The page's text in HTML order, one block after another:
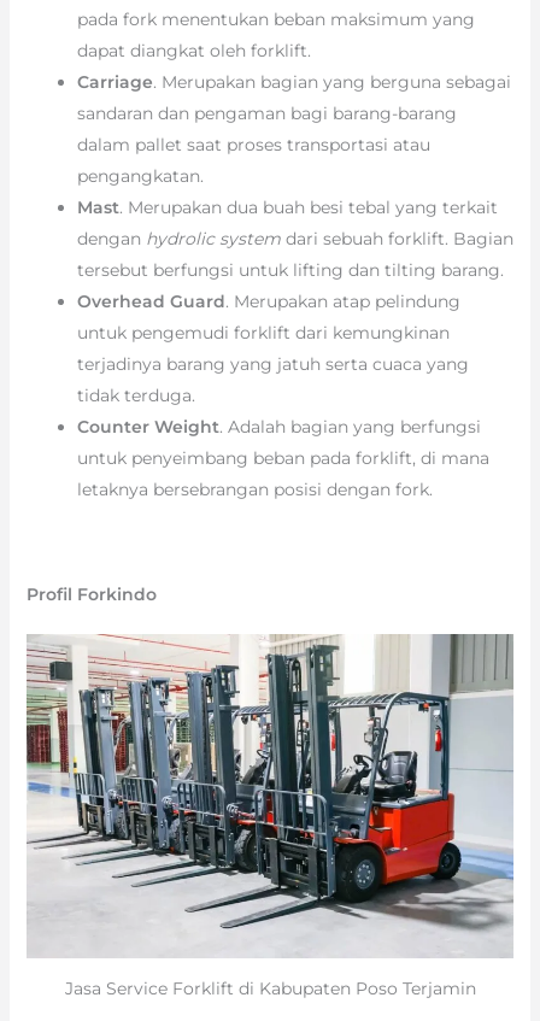
pada fork menentukan beban maksimum yang
dapat diangkat oleh forklift.
Carriage. Merupakan bagian yang berguna sebagai
sandaran dan pengaman bagi barang-barang
dalam pallet saat proses transportasi atau
pengangkatan.
Mast. Merupakan dua buah besi tebal yang terkait
dengan hydrolic systemdari sebuah forklift. Bagian
tersebut berfungsi untuk lifting dan tilting barang.
Overhead Guard. Merupakan atap pelindung
untuk pengemudi forklift dari kemungkinan
terjadinya barang yang jatuh serta cuaca yang
tidak terduga.
Counter Weight. Adalah bagian yang berfungsi
untuk penyeimbang beban pada forklift, di mana
letaknya bersebrangan posisi dengan fork.
Profil Forkindo
Jasa Service Forklift di Kabupaten Poso Terjamin